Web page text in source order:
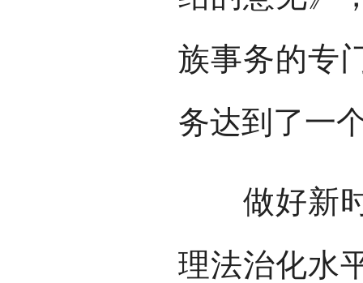
族事务的专
务达到了一
做好新时
理法治化水